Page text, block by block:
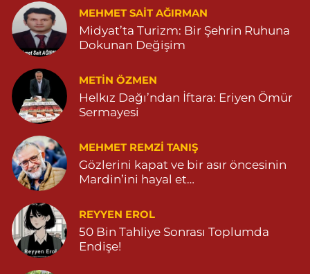
0 (482) 381 36 70 Yol Tarifi Al
MEHMET SAIT AĞIRMAN
Midyat’ta Turizm: Bir Şehrin Ruhuna
Dokunan Değişim
METIN ÖZMEN
Helkız Dağı’ndan İftara: Eriyen Ömür
Sermayesi
MEHMET REMZI TANIŞ
Gözlerini kapat ve bir asır öncesinin
Mardin’ini hayal et…
REYYEN EROL
50 Bin Tahliye Sonrası Toplumda
Endişe!